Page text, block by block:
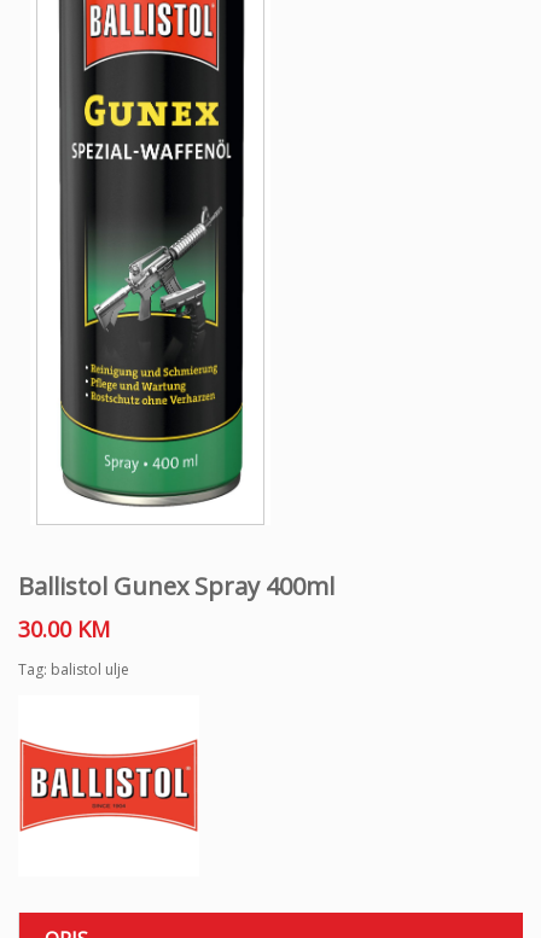
Ballistol Gunex Spray 400ml
30.00 KM
Tag: balistol ulje